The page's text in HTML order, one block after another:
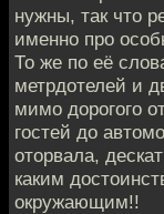
нужны, так что
именно про
То же по её
метрдотелей и
мимо дорогого
гостей до
оторвала,
каким
окружающим!!